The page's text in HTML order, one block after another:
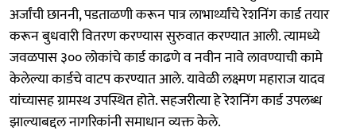
अर्जांची छाननी, पडताळणी करून पात्र लाभार्थ्यांचे रेशनिंग कार्ड तयार
करून बुधवारी वितरण करण्यास सुरुवात करण्यात आली. त्यामध्ये
जवळपास ३०० लोकांचे कार्ड काढणे व नवीन नावे लावण्याची कामे
केलेल्या कार्डचे वाटप करण्यात आले. यावेळी लक्ष्मण महाराज यादव
यांच्यासह ग्रामस्थ उपस्थित होते. सहजरीत्या हे रेशनिंग कार्ड उपलब्ध
झाल्याबद्दल नागरिकांनी समाधान व्यक्त केले.